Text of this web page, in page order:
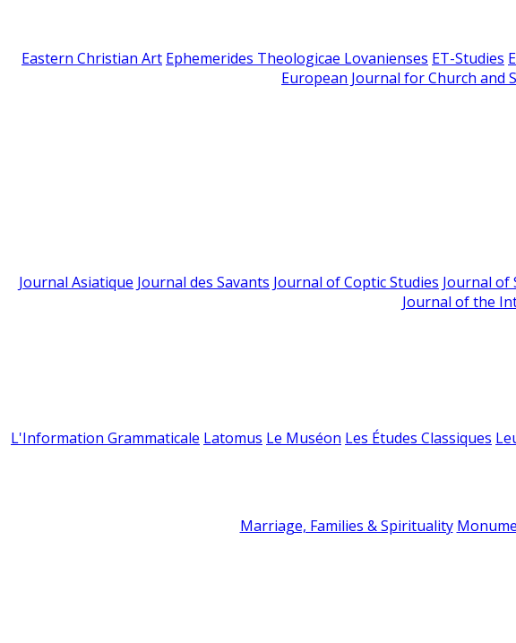
Eastern Christian Art Ephemerides Theologicae Lovanienses ET-Studies
European Journal for Church and
Journal Asiatique Journal des Savants Journal of Coptic Studies Journal of
Journal of the
L'Information Grammaticale Latomus Le Muséon Les Études Classiques
Marriage, Families & Spirituality